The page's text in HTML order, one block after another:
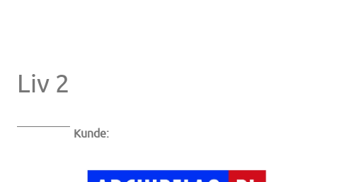
Liv 2
Kunde: